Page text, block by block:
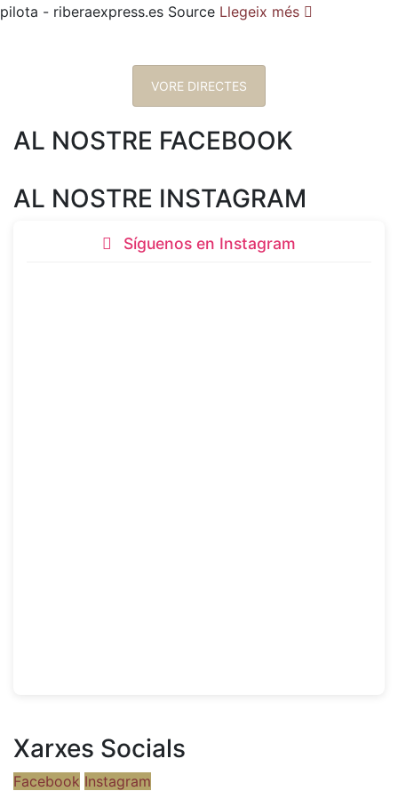
pilota - riberaexpress.es Source Llegeix més
VORE DIRECTES
AL NOSTRE FACEBOOK
AL NOSTRE INSTAGRAM
Síguenos en Instagram
Xarxes Socials
Facebook Instagram